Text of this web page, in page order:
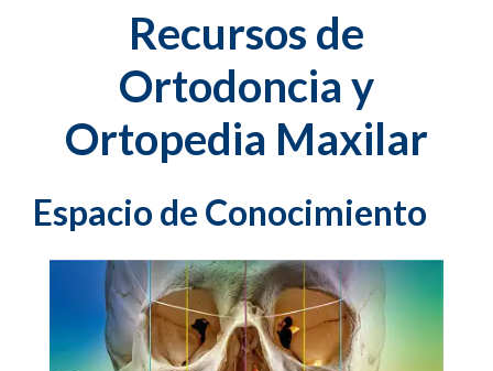
Recursos de
Ortodoncia y
Ortopedia Maxilar
Espacio de Conocimiento